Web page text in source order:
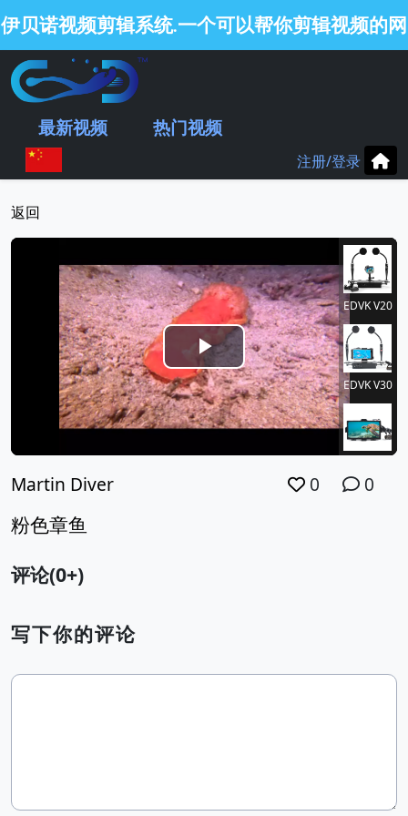
伊贝诺视频剪辑系统.一个可以帮你剪辑视频的网
最新视频 热门视频
注册/登录
返回
Martin Diver 0 0
粉色章鱼
评论(0+)
写下你的评论